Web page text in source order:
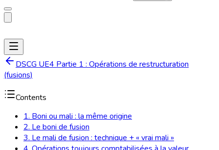
DSCG UE4 Partie 1 : Opérations de restructuration
(fusions)
Contents
1. Boni ou mali : la même origine
2. Le boni de fusion
3. Le mali de fusion : technique + « vrai mali »